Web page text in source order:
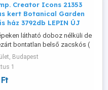
Creator Icons 21353
kert Botanical Garden
ház 3792db LEPIN ÚJ
látható doboz nélküli de
bontatlan belső zacskós (
szett leírással együtt,
új, csak doboz nincs hozzá.
100% kompatibilitás 1:1-
termék, nálam van, azonnal
Budapest
1